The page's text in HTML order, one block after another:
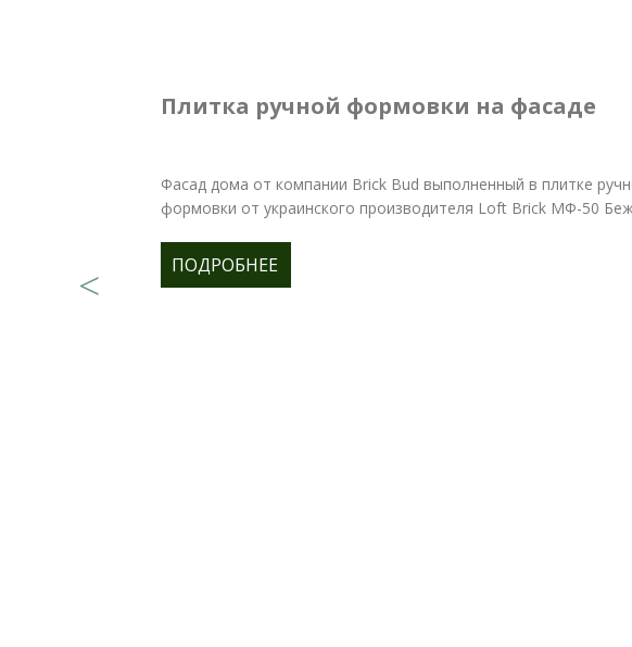
Плитка ручной формовки на фасаде
Фасад дома от компании Brick Bud выполненный в плитке
формовки от украинского производителя Loft Brick МФ-50
ПОДРОБНЕЕ